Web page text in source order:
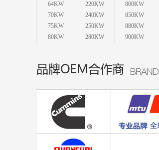
64KW
70KW
75KW
80KW
220KW
240KW
250KW
280KW
800KW
850KW
880KW
900KW